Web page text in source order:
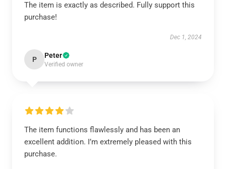
The item is exactly as described. Fully support this
purchase!
Dec 1, 2024
P Peter
Verified owner
The item functions flawlessly and has been an
excellent addition. I’m extremely pleased with this
purchase.